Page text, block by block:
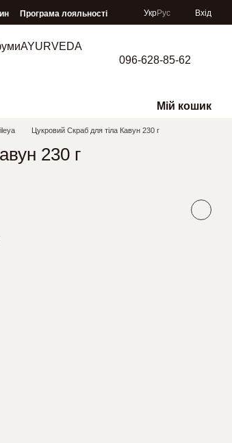
Програма лояльності УкрРус Вхід
AYURVEDA
096-628-85-62
Мій кошик
Цукровий Скраб для тіла Кавун 230 г
230 г